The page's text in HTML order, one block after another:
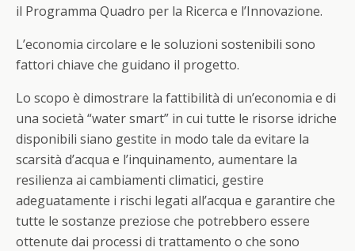
il Programma Quadro per la Ricerca e l’Innovazione.
L’economia circolare e le soluzioni sostenibili sono
fattori chiave che guidano il progetto.
Lo scopo è dimostrare la fattibilità di un’economia e di
una società “water smart” in cui tutte le risorse idriche
disponibili siano gestite in modo tale da evitare la
scarsità d’acqua e l’inquinamento, aumentare la
resilienza ai cambiamenti climatici, gestire
adeguatamente i rischi legati all’acqua e garantire che
tutte le sostanze preziose che potrebbero essere
ottenute dai processi di trattamento o che sono